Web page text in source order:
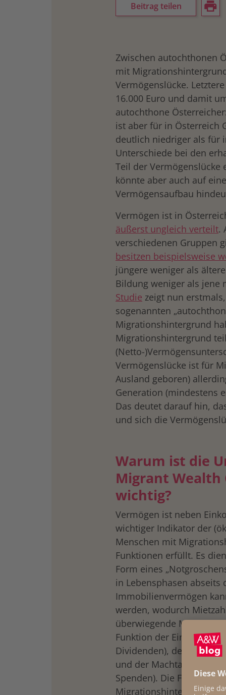
Beitrag teilen
Zwischen autochthonen
mit
Vermögenslücke.
16.000 Euro und damit
autochthone
ist aber für in Österreich
deutlich niedriger als für
Unterschiede bei den
Teil der Vermögenslücke
könnte aber auch auf
Vermögensaufbau
Vermögen ist in
äußerst ungleich verteilt.
verschiedenen Gruppen
besitzen beispielsweise
jüngere weniger als
Bildung weniger als jene
Studie zeigt nun
sogenannten
Migrationshintergrund
Migrationshintergrund
(Netto-
Vermögenslücke ist für
Ausland geboren)
Generation (mindestens
Das deutet darauf hin,
und sich die
Warum ist die
Migrant Wealth
wichtig?
Vermögen ist neben
wichtiger Indikator der
Menschen mit
Funktionen erfüllt. Es
Form eines
in Lebensphasen abseits
Immobilienvermögen
werden, wodurch
überwiegende Mehrheit
Funktion der
Dividenden), der
und der Machtausübung
Spenden). Die Frage, wie
Migrationshintergrund